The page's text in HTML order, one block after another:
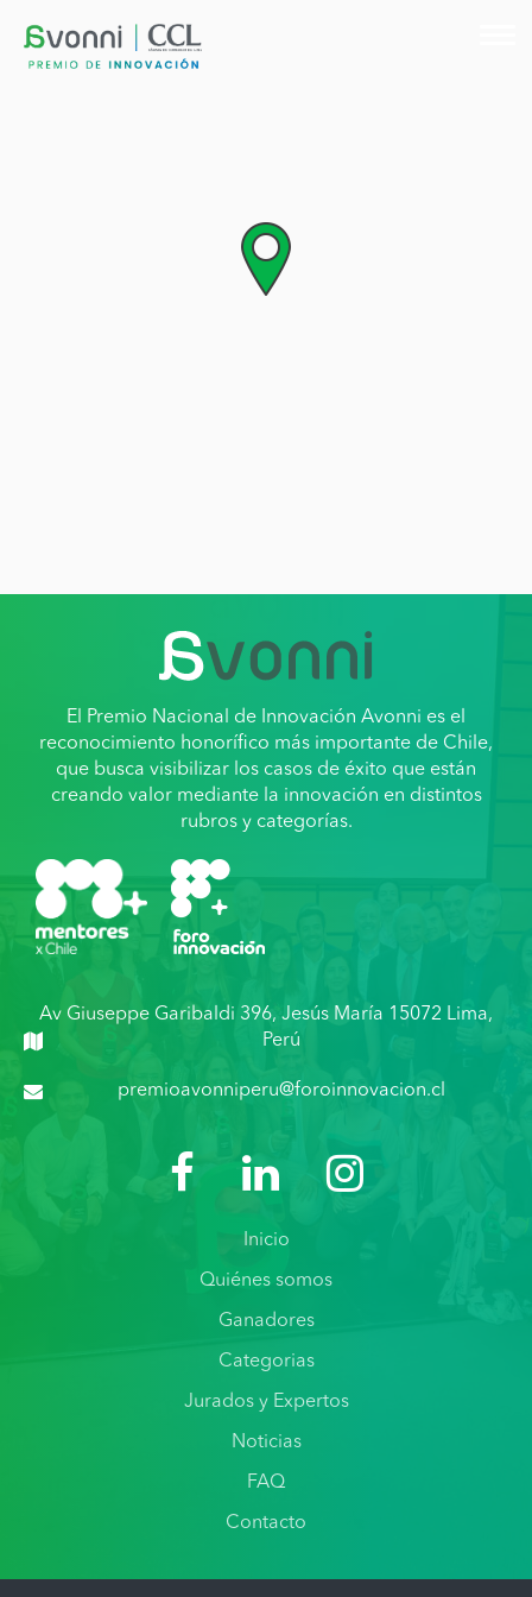
El Premio Nacional de Innovación Avonni es el
reconocimiento honorífico más importante de Chile,
que busca visibilizar los casos de éxito que están
creando valor mediante la innovación en distintos
rubros y categorías.
Av Giuseppe Garibaldi 396, Jesús María 15072 Lima,
Perú
premioavonniperu@foroinnovacion.cl
Inicio
Quiénes somos
Ganadores
Categorias
Jurados y Expertos
Noticias
FAQ
Contacto